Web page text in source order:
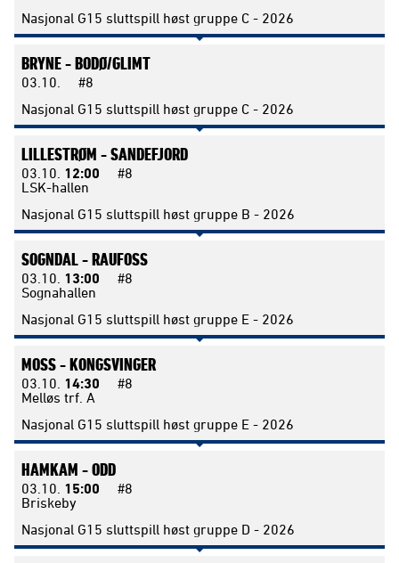
Nasjonal G15 sluttspill høst gruppe C - 2026
BRYNE -BODØ/GLIMT
03.10.
#8
Nasjonal G15 sluttspill høst gruppe C - 2026
LILLESTRØM -SANDEFJORD
03.10. 12:00
#8
LSK-hallen
Nasjonal G15 sluttspill høst gruppe B - 2026
SOGNDAL -RAUFOSS
03.10. 13:00
#8
Sognahallen
Nasjonal G15 sluttspill høst gruppe E - 2026
MOSS -KONGSVINGER
03.10. 14:30
#8
Melløs trf. A
Nasjonal G15 sluttspill høst gruppe E - 2026
HAMKAM -ODD
03.10. 15:00
#8
Briskeby
Nasjonal G15 sluttspill høst gruppe D - 2026